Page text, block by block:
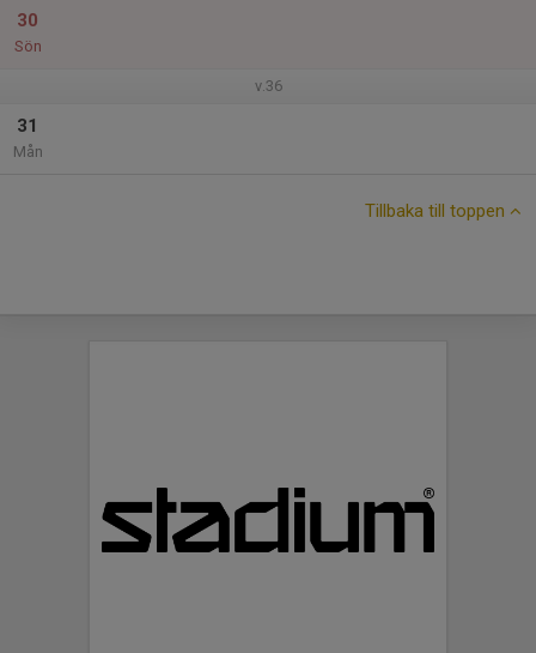
30
Sön
v.36
31
Mån
Tillbaka till toppen